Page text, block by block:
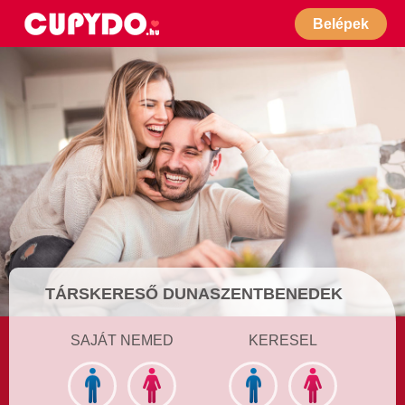
Belépek
TÁRSKERESŐ DUNASZENTBENEDEK
SAJÁT NEMED KERESEL